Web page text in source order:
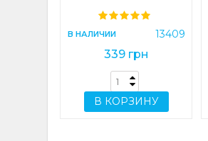
(CABA01-01)
В НАЛИЧИИ 13409
339 грн
В КОРЗИНУ